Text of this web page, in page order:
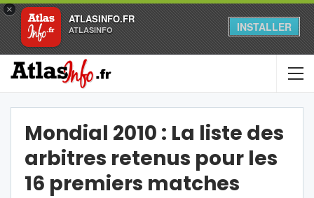
×
ATLASINFO.FR
ATLASINFO INSTALLER
Mondial 2010 : La liste des
arbitres retenus pour les
16 premiers matches